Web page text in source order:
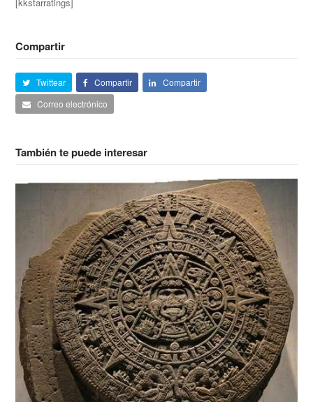
Compartir
Twittear Compartir
Compartir
Correo electrónico
También te puede interesar